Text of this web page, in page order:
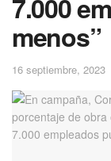
7.000
menos”
16 septiembre, 2023